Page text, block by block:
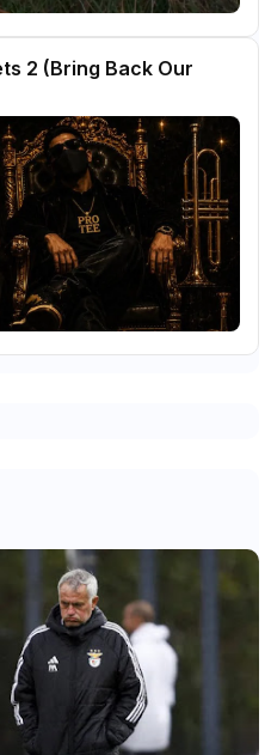
2 (Bring Back Our